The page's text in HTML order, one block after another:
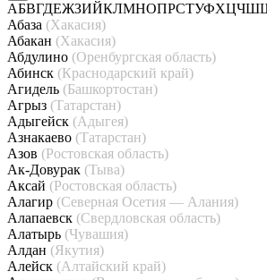
АБВГДЕЖЗИЙКЛМНОПРСТУФХЦЧШ
Абаза (Хакасия)
Абакан (Хакасия)
Абдулино (Оренбургская область)
Абинск (Краснодарский край)
Агидель (Башкортостан)
Агрыз (Татарстан)
Адыгейск (Адыгея)
Азнакаево (Татарстан)
Азов (Ростовская область)
Ак-Довурак (Тыва)
Аксай (Ростовская область)
Алагир (Северная Осетия — Алания)
Алапаевск (Свердловская область)
Алатырь (Чувашия)
Алдан (Якутия)
Алейск (Алтайский край)